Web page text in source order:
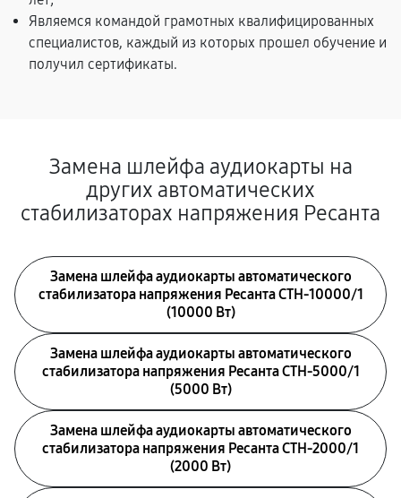
Являемся командой грамотных квалифицированных
специалистов, каждый из которых прошел обучение и
получил сертификаты.
Замена шлейфа аудиокарты на
других автоматических
стабилизаторах напряжения Ресанта
Замена шлейфа аудиокарты автоматического
стабилизатора напряжения Ресанта СТН-10000/1
(10000 Вт)
Замена шлейфа аудиокарты автоматического
стабилизатора напряжения Ресанта СТН-5000/1
(5000 Вт)
Замена шлейфа аудиокарты автоматического
стабилизатора напряжения Ресанта СТН-2000/1
(2000 Вт)